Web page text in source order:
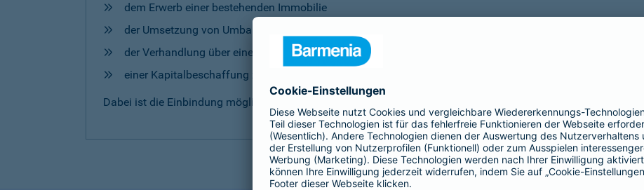
dem Erwerb einer bestehenden Immobilie
der Umsetzung von Umbau- und Modernisierungsmaßnahmen
der Verhandlung über eine Anschlussfinanzierung bei Ihrer Bank
einer Kapitalbeschaffung zur freien Verwendung
Dabei ist die Einbindung möglicher genauso selbstverständlich wie die Vereinbarung individueller